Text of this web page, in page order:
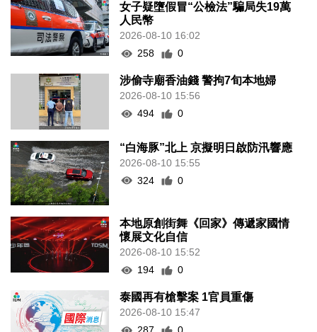
女子疑墮假冒“公檢法”騙局失19萬
人民幣
2026-08-10 16:02
258
0
涉偷寺廟香油錢 警拘7旬本地婦
2026-08-10 15:56
494
0
“白海豚”北上 京擬明日啟防汛響應
2026-08-10 15:55
324
0
本地原創街舞《回家》傳遞家國情
懷展文化自信
2026-08-10 15:52
194
0
泰國再有槍擊案 1官員重傷
2026-08-10 15:47